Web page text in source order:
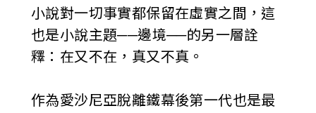
小說對一切事實都保留在虛實之間，這
也是小說主題──邊境──的另一層詮
釋：在又不在，真又不真。
作為愛沙尼亞脫離鐵幕後第一代也是最